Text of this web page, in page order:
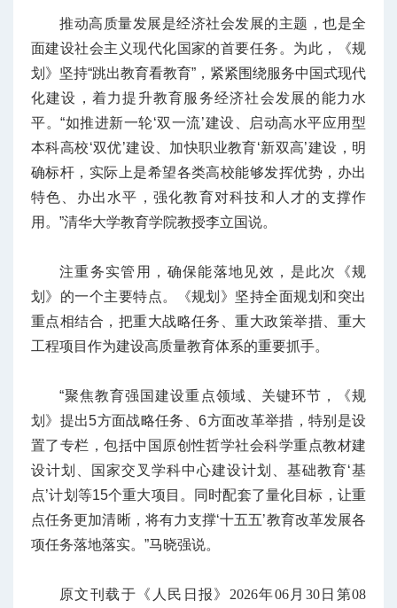
推动高质量发展是经济社会发展的主题，也是全
面建设社会主义现代化国家的首要任务。为此，《规
划》坚持“跳出教育看教育”，紧紧围绕服务中国式现代
化建设，着力提升教育服务经济社会发展的能力水
平。“如推进新一轮‘双一流’建设、启动高水平应用型
本科高校‘双优’建设、加快职业教育‘新双高’建设，明
确标杆，实际上是希望各类高校能够发挥优势，办出
特色、办出水平，强化教育对科技和人才的支撑作
用。”清华大学教育学院教授李立国说。
注重务实管用，确保能落地见效，是此次《规
划》的一个主要特点。《规划》坚持全面规划和突出
重点相结合，把重大战略任务、重大政策举措、重大
工程项目作为建设高质量教育体系的重要抓手。
“聚焦教育强国建设重点领域、关键环节，《规
划》提出5方面战略任务、6方面改革举措，特别是设
置了专栏，包括中国原创性哲学社会科学重点教材建
设计划、国家交叉学科中心建设计划、基础教育‘基
点’计划等15个重大项目。同时配套了量化目标，让重
点任务更加清晰，将有力支撑‘十五五’教育改革发展各
项任务落地落实。”马晓强说。
原文刊载于《人民日报》2026年06月30日第08